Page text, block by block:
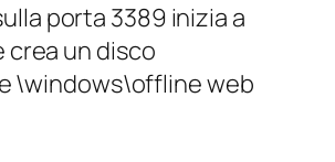
porta 3389 inizia a
crea un disco
\windows\offline web